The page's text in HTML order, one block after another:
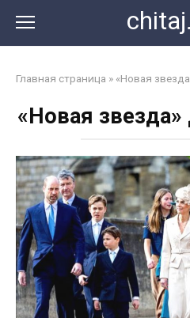
контенту
Главная страница » «Новая
«Новая